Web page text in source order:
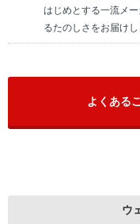
はじめとする一流メ
るたのしさをお届け
よくある
ウ